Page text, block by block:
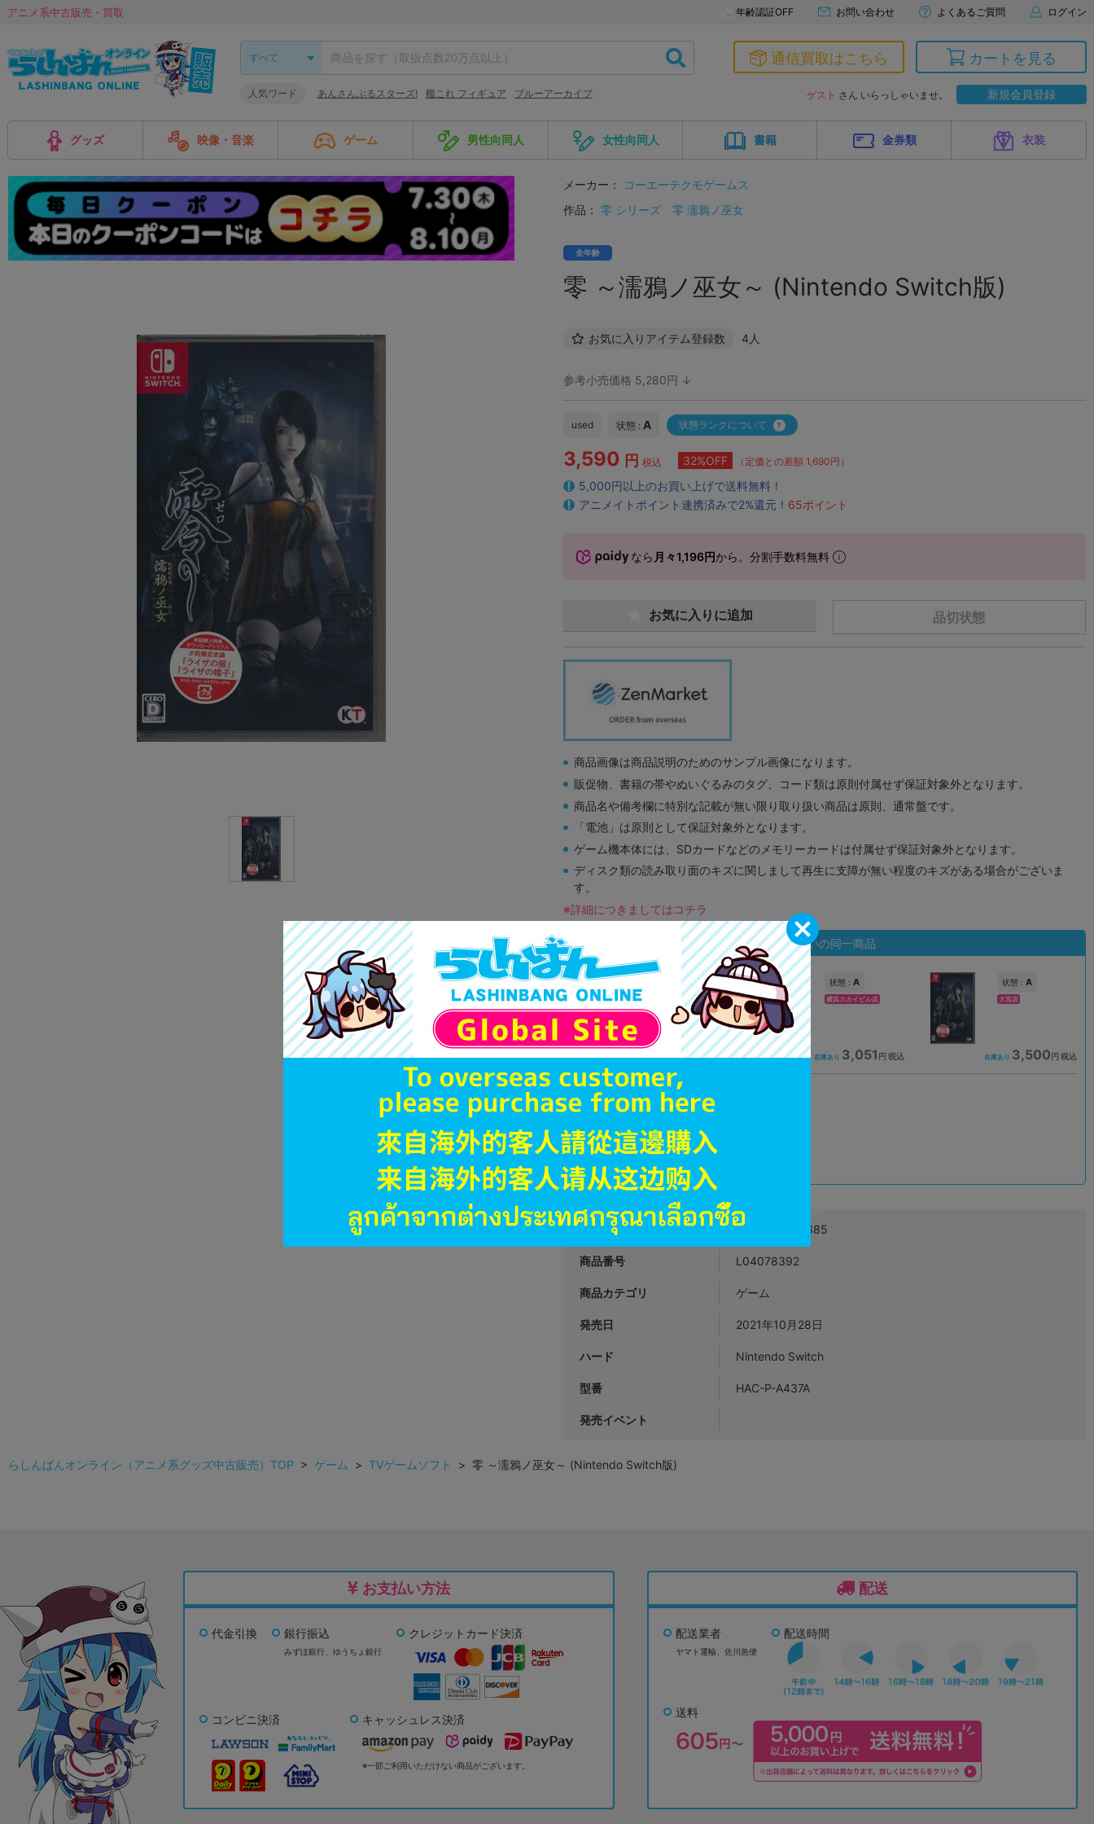
アニメ系中古販売・買取 年齢認証OFF お問い合わせ よくあるご質問 ログイン
人気ワード あんさんぶるスターズ! 艦これ フィギュア ブルーアーカイブ
通信買取はこちら カートを見る
ゲスト さん いらっしゃいませ。 新規会員登録
グッズ 映像・音楽 ゲーム 男性向同人 女性向同人 書籍 金券類 衣装
メーカー：
コーエーテクモゲームス
作品： 零 シリーズ 零 濡鴉ノ巫女
全年齢
零 ～濡鴉ノ巫女～ (Nintendo Switch版)
お気に入りアイテム登録数 4人
参考小売価格 5,280円 ↓
used 状態 : A 状態ランクについて
3,590 円 税込 32%OFF （定価との差額 1,690円）
5,000円以上のお買い上げで送料無料！
アニメイトポイント連携済みで2%還元！ 65ポイント
なら 月々1,196円から。分割手数料無料
品切状態
お気に入りに追加
商品画像は商品説明のためのサンプル画像になります。
販促物、書籍の帯やぬいぐるみのタグ、コード類は原則付属せず保証対象外となります。
商品名や備考欄に特別な記載が無い限り取り扱い商品は原則、通常盤です。
「電池」は原則として保証対象外となります。
ゲーム機本体には、SDカードなどのメモリーカードは付属せず保証対象外となります。
ディスク類の読み取り面のキズに関しまして再生に支障が無い程度のキズがある場合がございま
す。
※詳細につきましてはコチラ
状態違いの同一商品
状態 :A
大阪梅田店
在庫あり 3,051円 税込
状態 : A
横浜スカイビル店
在庫あり 3,051 円 税込
状態 : A
大宮店
在庫あり 3,500 円 税込
状態 :A
名古屋大須店
在庫あり 3,890円 税込
JANコード 4988615163685
商品番号 L04078392
商品カテゴリ ゲーム
発売日 2021年10月28日
ハード Nintendo Switch
型番 HAC-P-A437A
発売イベント
らしんばんオンライン（アニメ系グッズ中古販売）TOP > ゲーム > TVゲームソフト > 零 ～濡鴉ノ巫女～ (Nintendo Switch版)
お支払い方法
代金引換 銀行振込
みずほ銀行、 ゆうちょ銀行
クレジットカード決済
コンビニ決済 キャッシュレス決済
※一部ご利用いただけない商品がございます。
配送
配送業者
ヤマト運輸、佐川急便
配送時間
送料